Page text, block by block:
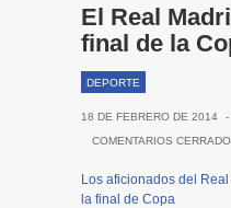
El Real
final de la
DEPORTE
18 DE FEBRERO DE 2014 -
COMENTARIOS
Los aficionados del
la final de Copa